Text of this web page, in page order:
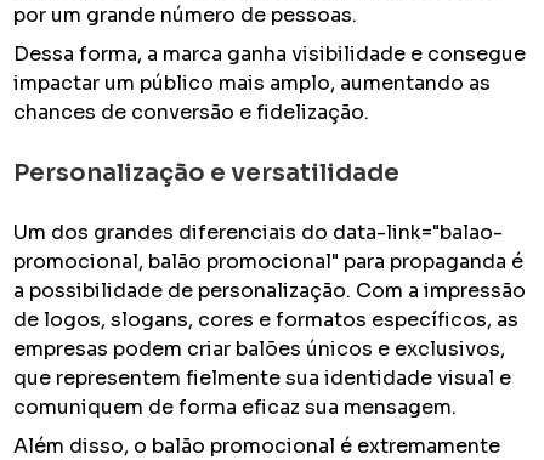
por um grande número de pessoas.
Dessa forma, a marca ganha visibilidade e consegue
impactar um público mais amplo, aumentando as
chances de conversão e fidelização.
Personalização e versatilidade
Um dos grandes diferenciais do data-link="balao-
promocional, balão promocional" para propaganda é
a possibilidade de personalização. Com a impressão
de logos, slogans, cores e formatos específicos, as
empresas podem criar balões únicos e exclusivos,
que representem fielmente sua identidade visual e
comuniquem de forma eficaz sua mensagem.
Além disso, o balão promocional é extremamente